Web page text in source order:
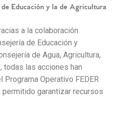
Educación y la de Agricultura
a la colaboración
de Educación y
de Agua, Agricultura,
todas las acciones han
Operativo FEDER
permitido garantizar recursos